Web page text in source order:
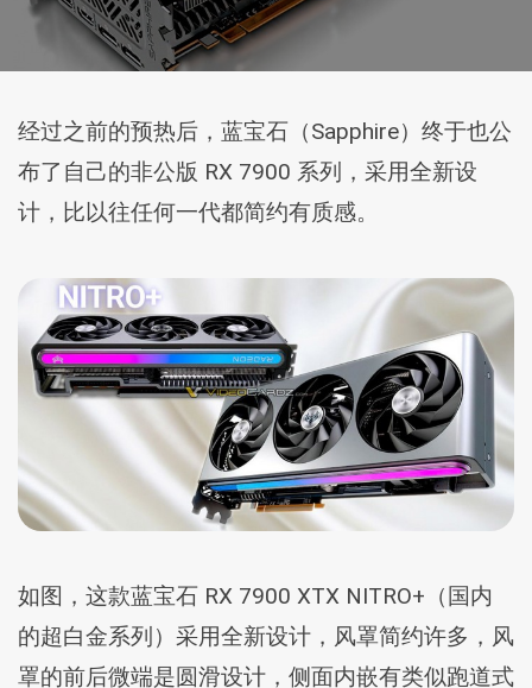
经过之前的预热后，蓝宝石（Sapphire）终于也公
布了自己的非公版 RX 7900 系列，采用全新设
计，比以往任何一代都简约有质感。
如图，这款蓝宝石 RX 7900 XTX NITRO+（国内
的超白金系列）采用全新设计，风罩简约许多，风
罩的前后微端是圆滑设计，侧面内嵌有类似跑道式